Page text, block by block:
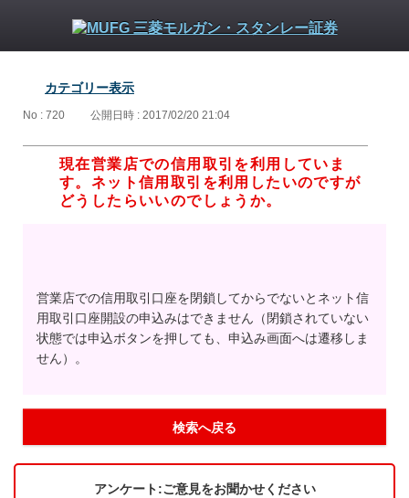
カテゴリー表示
No : 720 公開日時 : 2017/02/20 21:04
現在営業店での信用取引を利用していま
す。ネット信用取引を利用したいのですが
どうしたらいいのでしょうか。
営業店での信用取引口座を閉鎖してからでないとネット信
用取引口座開設の申込みはできません（閉鎖されていない
状態では申込ボタンを押しても、申込み画面へは遷移しま
せん）。
検索へ戻る
アンケート:ご意見をお聞かせください